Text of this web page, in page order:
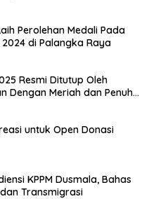
Perolehan Medali Pada
2024 di Palangka Raya
Resmi Ditutup Oleh
Dengan Meriah dan Penuh
untuk Open Donasi
KPPM Dusmala, Bahas
Transmigrasi